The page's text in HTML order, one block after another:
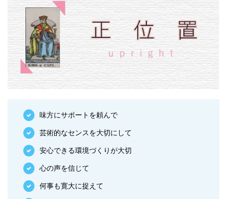
味方にサポートを頼んで
芸術的なセンスを大切にして
安心できる環境づくりが大切
心の声を信じて
何事も寛大に捉えて